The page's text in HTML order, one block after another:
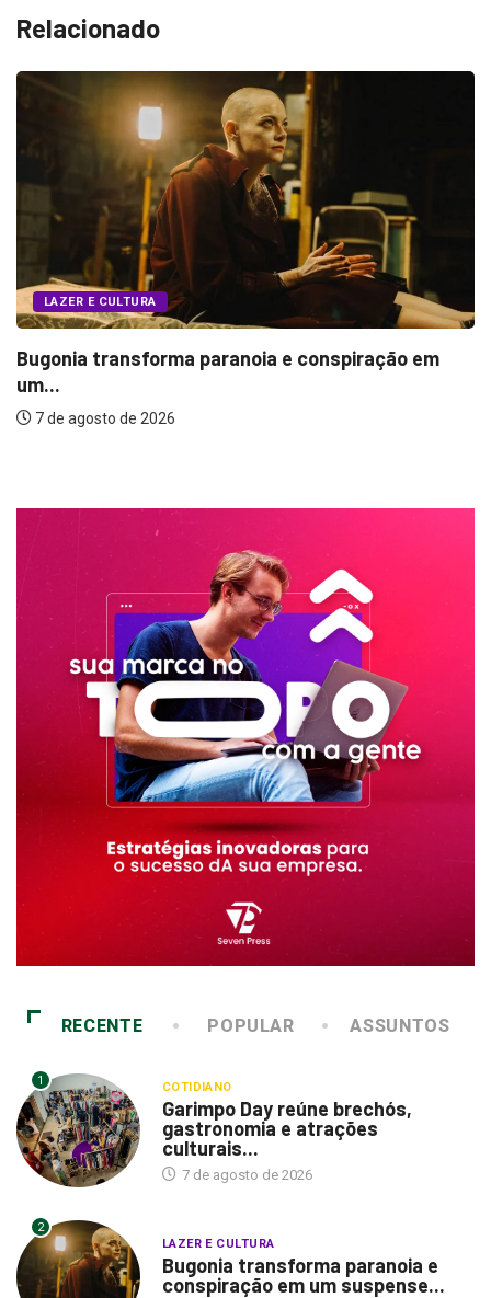
Relacionado
LAZER E CULTURA
Bugonia transforma paranoia e conspiração em
um...
7 de agosto de 2026
RECENTE POPULAR ASSUNTOS
1 COTIDIANO
Garimpo Day reúne brechós,
gastronomia e atrações
culturais...
7 de agosto de 2026
2
LAZER E CULTURA
Bugonia transforma paranoia e
conspiração em um suspense...